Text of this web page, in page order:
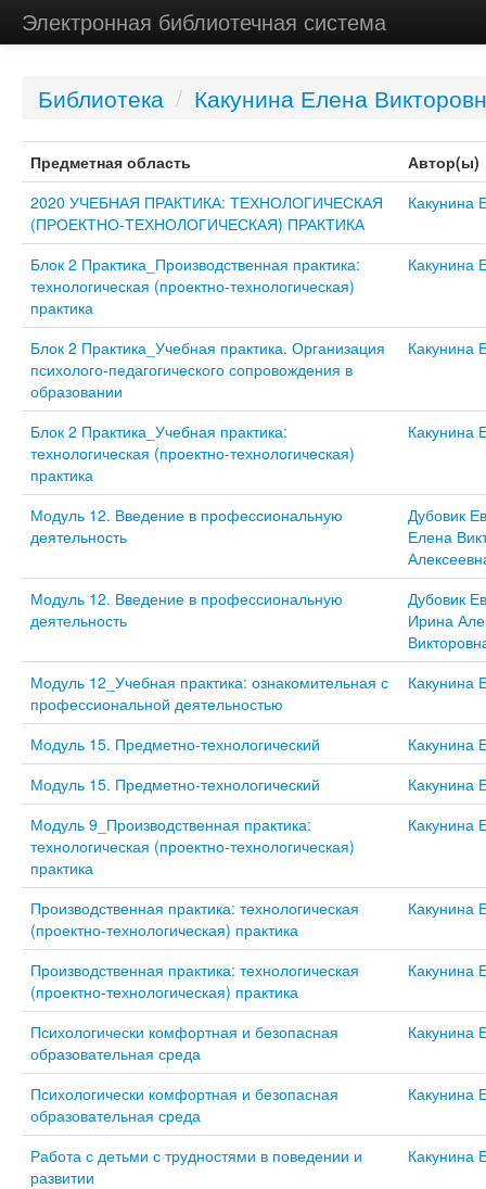
Электронная библиотечная система
Библиотека / Какунина Елена
Предметная область
Автор(ы)
2020 УЧЕБНАЯ ПРАКТИКА: ТЕХНОЛОГИЧЕСКАЯ
(ПРОЕКТНО-ТЕХНОЛОГИЧЕСКАЯ) ПРАКТИКА
Какунина
Блок 2 Практика_Производственная практика:
технологическая (проектно-технологическая)
практика
Какунина
Блок 2 Практика_Учебная практика. Организация
психолого-педагогического сопровождения в
образовании
Какунина
Блок 2 Практика_Учебная практика:
технологическая (проектно-технологическая)
практика
Какунина
Модуль 12. Введение в профессиональную
деятельность
Дубовик
Елена
Модуль 12. Введение в профессиональную
деятельность
Дубовик
Ирина
Модуль 12_Учебная практика: ознакомительная с
профессиональной деятельностью
Какунина
Модуль 15. Предметно-технологический
Какунина
Модуль 15. Предметно-технологический
Какунина
Модуль 9_Производственная практика:
технологическая (проектно-технологическая)
практика
Какунина
Производственная практика: технологическая
(проектно-технологическая) практика
Какунина
Производственная практика: технологическая
(проектно-технологическая) практика
Какунина
Психологически комфортная и безопасная
образовательная среда
Какунина
Психологически комфортная и безопасная
образовательная среда
Какунина
Работа с детьми с трудностями в поведении и
развитии
Какунина